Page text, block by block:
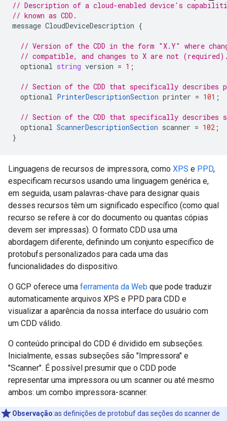
// Description of a cloud-enabled device's
// known as CDD.
message CloudDeviceDescription {
// Version of the CDD in the form "X.Y" where
// compatible, and changes to X are not
optional string version = 1 ;
// Section of the CDD that specifically describes
optional PrinterDescriptionSection printer = 101 ;
// Section of the CDD that specifically describes
optional ScannerDescriptionSection scanner = 102 ;
}
Linguagens de recursos de impressora, como XPS e PPD,
especificam recursos usando uma linguagem genérica e,
em seguida, usam palavras-chave para designar quais
desses recursos têm um significado específico (como qual
recurso se refere à cor do documento ou quantas cópias
devem ser impressas). O formato CDD usa uma
abordagem diferente, definindo um conjunto específico de
protobufs personalizados para cada uma das
funcionalidades do dispositivo.
O GCP oferece uma ferramenta da Web que pode traduzir
automaticamente arquivos XPS e PPD para CDD e
visualizar a aparência da nossa interface do usuário com
um CDD válido.
O conteúdo principal do CDD é dividido em subseções.
Inicialmente, essas subseções são "Impressora" e
"Scanner". É possível presumir que o CDD pode
representar uma impressora ou um scanner ou até mesmo
ambos: um combo impressora-scanner.
Observação:as definições de protobuf das seções do scanner de